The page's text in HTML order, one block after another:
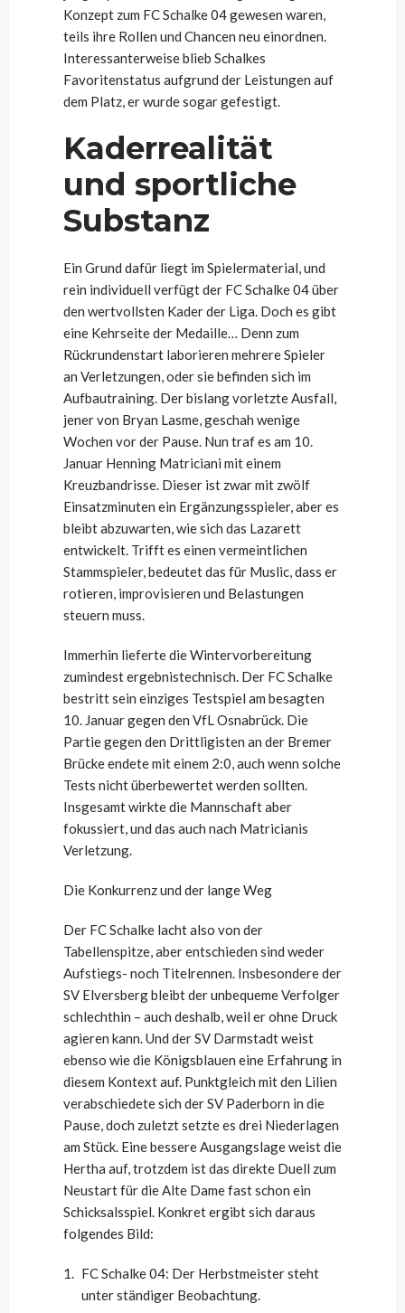
Konzept zum FC Schalke 04 gewesen waren,
teils ihre Rollen und Chancen neu einordnen.
Interessanterweise blieb Schalkes
Favoritenstatus aufgrund der Leistungen auf
dem Platz, er wurde sogar gefestigt.
Kaderrealität
und sportliche
Substanz
Ein Grund dafür liegt im Spielermaterial, und
rein individuell verfügt der FC Schalke 04 über
den wertvollsten Kader der Liga. Doch es gibt
eine Kehrseite der Medaille… Denn zum
Rückrundenstart laborieren mehrere Spieler
an Verletzungen, oder sie befinden sich im
Aufbautraining. Der bislang vorletzte Ausfall,
jener von Bryan Lasme, geschah wenige
Wochen vor der Pause. Nun traf es am 10.
Januar Henning Matriciani mit einem
Kreuzbandrisse. Dieser ist zwar mit zwölf
Einsatzminuten ein Ergänzungsspieler, aber es
bleibt abzuwarten, wie sich das Lazarett
entwickelt. Trifft es einen vermeintlichen
Stammspieler, bedeutet das für Muslic, dass er
rotieren, improvisieren und Belastungen
steuern muss.
Immerhin lieferte die Wintervorbereitung
zumindest ergebnistechnisch. Der FC Schalke
bestritt sein einziges Testspiel am besagten
10. Januar gegen den VfL Osnabrück. Die
Partie gegen den Drittligisten an der Bremer
Brücke endete mit einem 2:0, auch wenn solche
Tests nicht überbewertet werden sollten.
Insgesamt wirkte die Mannschaft aber
fokussiert, und das auch nach Matricianis
Verletzung.
Die Konkurrenz und der lange Weg
Der FC Schalke lacht also von der
Tabellenspitze, aber entschieden sind weder
Aufstiegs- noch Titelrennen. Insbesondere der
SV Elversberg bleibt der unbequeme Verfolger
schlechthin – auch deshalb, weil er ohne Druck
agieren kann. Und der SV Darmstadt weist
ebenso wie die Königsblauen eine Erfahrung in
diesem Kontext auf. Punktgleich mit den Lilien
verabschiedete sich der SV Paderborn in die
Pause, doch zuletzt setzte es drei Niederlagen
am Stück. Eine bessere Ausgangslage weist die
Hertha auf, trotzdem ist das direkte Duell zum
Neustart für die Alte Dame fast schon ein
Schicksalsspiel. Konkret ergibt sich daraus
folgendes Bild:
FC Schalke 04: Der Herbstmeister steht
unter ständiger Beobachtung.